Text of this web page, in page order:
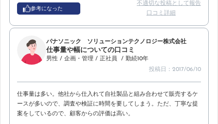
参考になった
不適切な投稿として報告
口コミ詳細
パナソニック ソリューションテクノロジー株式会社
仕事量や幅についての口コミ
男性 / 企画・管理 / 正社員
/ 勤続10年
投稿日：2017/06/10
仕事量は多い。他社から仕入れて自社製品と組み合わせて販売するケ
ースが多いので、調査や検証に時間を要してしまう。ただ、丁寧な提
案をしているので、顧客からの評価は高い。